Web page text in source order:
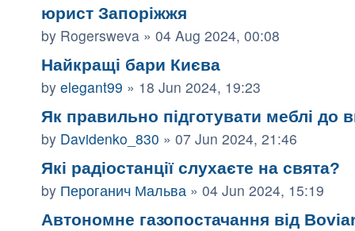
юрист Запоріжжя
by Rogersweva » 04 Aug 2024, 00:08
Найкращі бари Києва
by elegant99 » 18 Jun 2024, 19:23
Як правильно підготувати меблі до
by Davidenko_830 » 07 Jun 2024, 21:46
Які радіостанції слухаєте на свята?
by Пероганич Мальва » 04 Jun 2024, 15:19
Автономне газопостачання від